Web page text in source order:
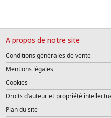
A propos de notre site
Conditions générales de vente
Mentions légales
Cookies
Droits d’auteur et propriété
Plan du site